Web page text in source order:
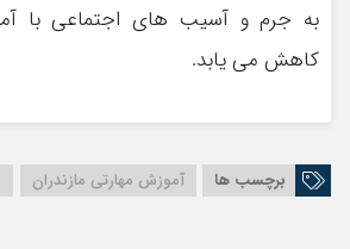
به جرم و آسیب های اجتماعی با
کاهش می یابد.
برچسب ها آموزش مهارتی مازندران